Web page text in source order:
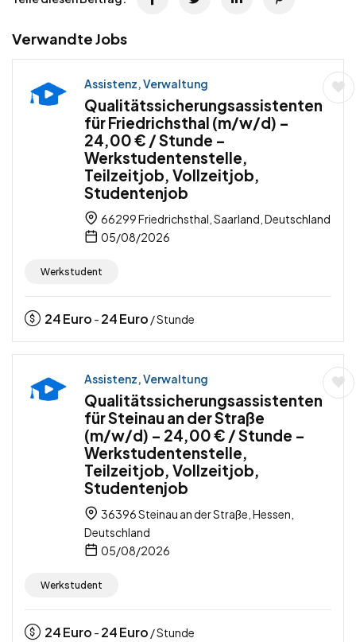
Verwandte Jobs
Assistenz, Verwaltung
Qualitätssicherungsassistenten
für Friedrichsthal (m/w/d) –
24,00 € / Stunde –
Werkstudentenstelle,
Teilzeitjob, Vollzeitjob,
Studentenjob
66299 Friedrichsthal, Saarland, Deutschland
05/08/2026
Werkstudent
24Euro - 24Euro / Stunde
Assistenz, Verwaltung
Qualitätssicherungsassistenten
für Steinau an der Straße
(m/w/d) – 24,00 € / Stunde –
Werkstudentenstelle,
Teilzeitjob, Vollzeitjob,
Studentenjob
36396 Steinau an der Straße, Hessen,
Deutschland
05/08/2026
Werkstudent
24Euro - 24Euro / Stunde